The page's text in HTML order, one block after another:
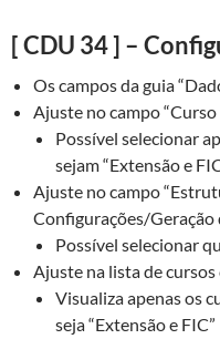
[ CDU 34 ] –
Os campos da guia
Ajuste no campo
Possível selecionar
sejam “Extensão e
Ajuste no campo
Configurações/Geração
Possível selecionar
Ajuste na lista de
Visualiza apenas os
seja “Extensão e FIC”